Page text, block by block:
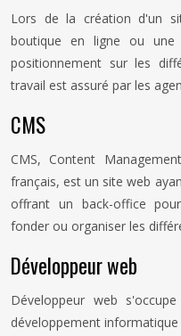
Lors de la création d'un
boutique en ligne ou
positionnement sur les
travail est assuré par les
CMS
CMS, Content
français, est un site web
offrant un back-office
fonder ou organiser les
Développeur web
Développeur web
développement